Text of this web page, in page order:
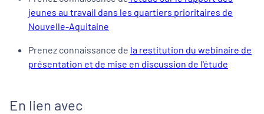
jeunes au travail dans les quartiers prioritaires de
Nouvelle-Aquitaine
Prenez connaissance de la restitution du webinaire de
présentation et de mise en discussion de l'étude
En lien avec